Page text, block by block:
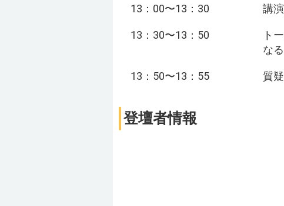
13：00〜13：30 講
13：30〜13：50
ト
な
13：50〜13：55 質
登壇者情報